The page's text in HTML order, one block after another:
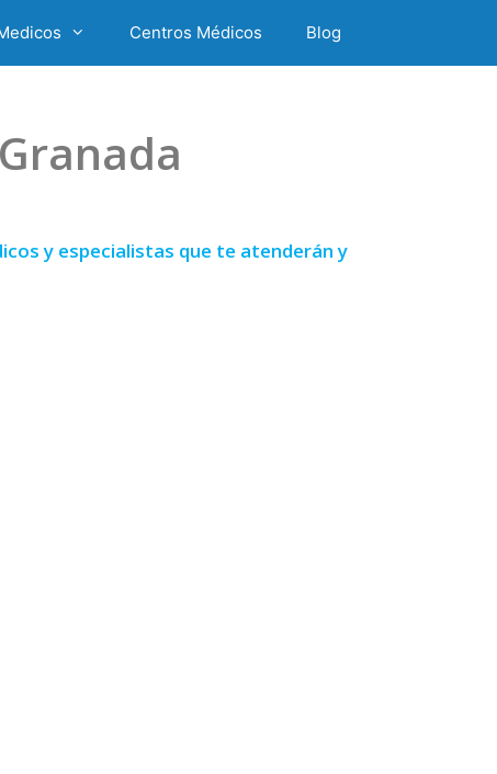
Centros Médicos Blog
y especialistas que te atenderán y